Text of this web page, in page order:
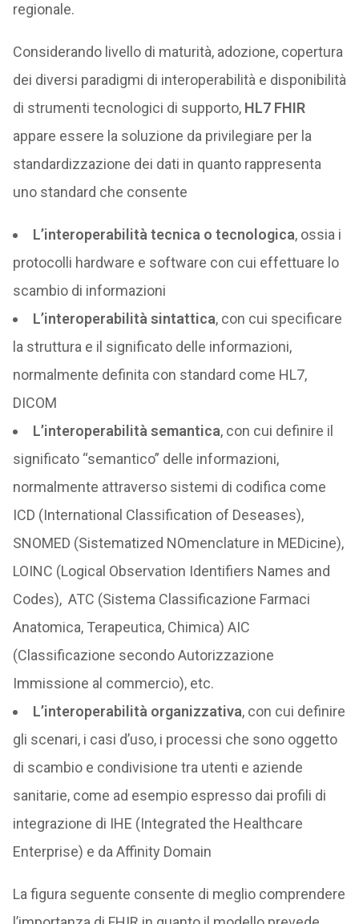
regionale.
Considerando livello di maturità, adozione, copertura
dei diversi paradigmi di interoperabilità e disponibilità
di strumenti tecnologici di supporto, HL7 FHIR
appare essere la soluzione da privilegiare per la
standardizzazione dei dati in quanto rappresenta
uno standard che consente
L’interoperabilità tecnica o tecnologica, ossia i
protocolli hardware e software con cui effettuare lo
scambio di informazioni
L’interoperabilità sintattica, con cui specificare
la struttura e il significato delle informazioni,
normalmente definita con standard come HL7,
DICOM
L’interoperabilità semantica, con cui definire il
significato “semantico” delle informazioni,
normalmente attraverso sistemi di codifica come
ICD (International Classification of Deseases),
SNOMED (Sistematized NOmenclature in MEDicine),
LOINC (Logical Observation Identifiers Names and
Codes), ATC (Sistema Classificazione Farmaci
Anatomica, Terapeutica, Chimica) AIC
(Classificazione secondo Autorizzazione
Immissione al commercio), etc.
L’interoperabilità organizzativa, con cui definire
gli scenari, i casi d’uso, i processi che sono oggetto
di scambio e condivisione tra utenti e aziende
sanitarie, come ad esempio espresso dai profili di
integrazione di IHE (Integrated the Healthcare
Enterprise) e da Affinity Domain
La figura seguente consente di meglio comprendere